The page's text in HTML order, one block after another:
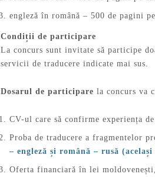
engleză în română – 500 de pagini pe
Condiții de participare
La concurs sunt invitate să participe
servicii de traducere indicate mai sus.
Dosarul de participare la concurs va
CV-ul care să confirme experiența
Proba de traducere a fragmentelor
– engleză și română – rusă
Oferta financiară în lei